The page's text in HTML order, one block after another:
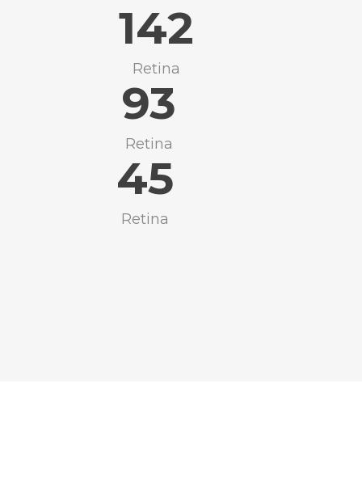
142
Retina
93
Retina
45
Retina